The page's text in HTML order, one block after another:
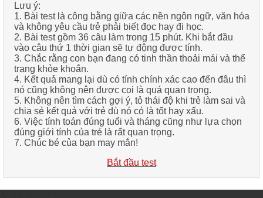
Lưu ý:
1. Bài test là công bằng giữa các nền ngôn ngữ, văn hóa
và không yêu cầu trẻ phải biết đọc hay đi học.
2. Bài test gồm 36 câu làm trong 15 phút. Khi bắt đầu
vào câu thứ 1 thời gian sẽ tự động được tính.
3. Chắc rằng con bạn đang có tinh thần thoải mái và thể
trạng khỏe khoắn.
4. Kết quả mang lại dù có tính chính xác cao đến đâu thì
nó cũng không nên được coi là quá quan trọng.
5. Không nên tìm cách gợi ý, tỏ thái độ khi trẻ làm sai và
chia sẻ kết quả với trẻ dù nó có là tốt hay xấu.
6. Việc tính toán đúng tuổi và tháng cũng như lựa chọn
đúng giới tính của trẻ là rất quan trọng.
7. Chúc bé của bạn may mắn!
Bắt đầu test